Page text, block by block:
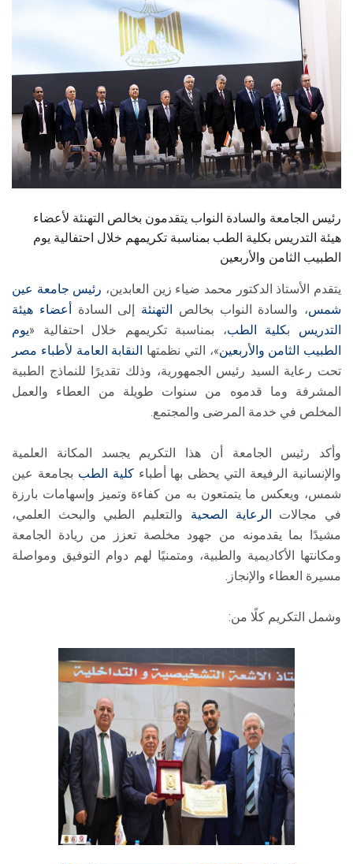
الموظفون
الزائـرون
سجل الان
رئيس الجامعة والسادة النواب يتقدمون بخالص التهنئة لأعضاء
هيئة التدريس بكلية الطب بمناسبة تكريمهم خلال احتفالية يوم
الطبيب الثامن والأربعين
يتقدم الأستاذ الدكتور محمد ضياء زين العابدين، رئيس جامعة عين
شمس، والسادة النواب بخالص التهنئة إلى السادة
أعضاء هيئة
التدريس بكلية الطب، بمناسبة تكريمهم خلال احتفالية «يوم
الطبيب الثامن والأربعين»، التي نظمتها النقابة العامة لأطباء مصر
تحت رعاية السيد رئيس الجمهورية، وذلك تقديرًا للنماذج الطبية
المشرفة وما قدموه من سنوات طويلة من العطاء والعمل
المخلص في خدمة المرضى والمجتمع.
وأكد رئيس الجامعة أن هذا التكريم يجسد المكانة العلمية
والإنسانية الرفيعة التي يحظى بها أطباءكلية الطب بجامعة عين
شمس، ويعكس ما يتمتعون به من كفاءة وتميز وإسهامات بارزة
في مجالات الرعاية الصحية والتعليم الطبي والبحث العلمي،
مشيدًا بما يقدمونه من جهود مخلصة تعزز من ريادة الجامعة
ومكانتها الأكاديمية والطبية، ومتمنيًا لهم دوام التوفيق ومواصلة
مسيرة العطاء والإنجاز.
وشمل التكريم كلًا من: